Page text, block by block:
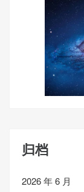
归档
2026 年 6 月